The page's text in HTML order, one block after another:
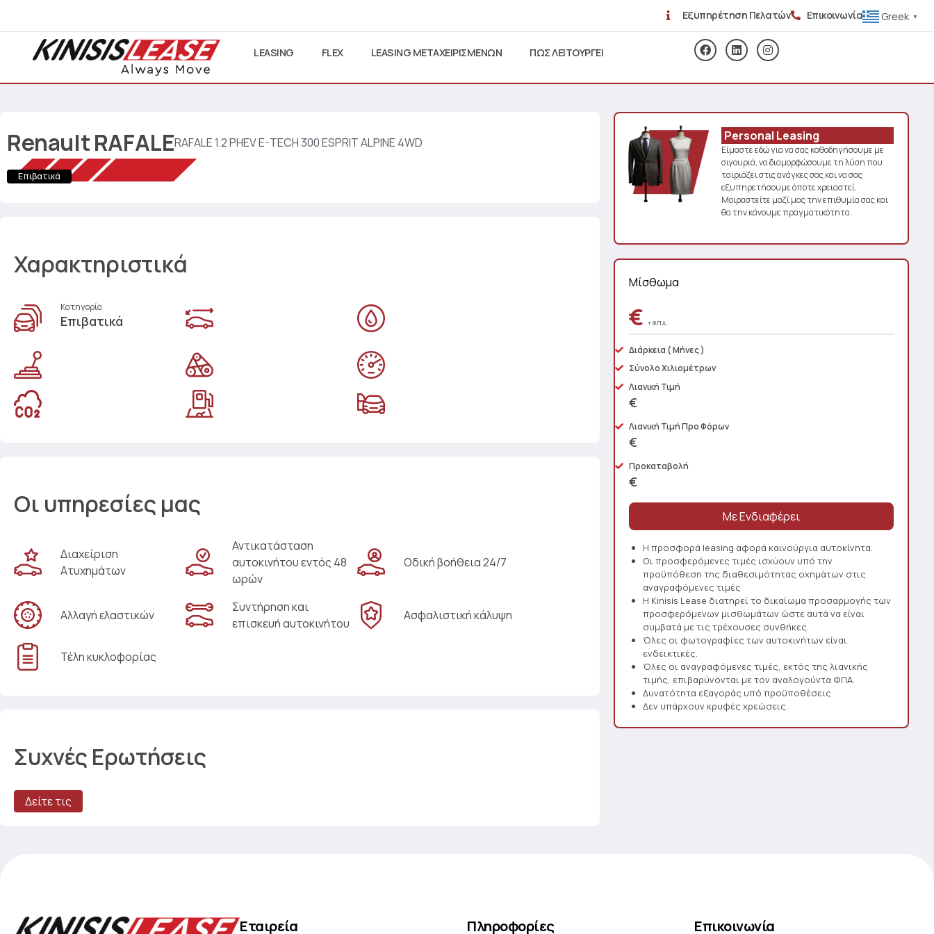
Εξυπηρέτηση Πελατών Επικοινωνία Greek ▼
LEASING FLEX LEASING ΜΕΤΑΧΕΙΡΙΣΜΕΝΩΝ ΠΩΣ ΛΕΙΤΟΥΡΓΕΙ
RenaultRAFALERAFALE 1.2 PHEV E-TECH 300 ESPRIT ALPINE 4WD
Επιβατικά
Χαρακτηριστικά
Κατηγορία
Επιβατικά
Οι υπηρεσίες μας
Διαχείριση
Ατυχημάτων
Αντικατάσταση
αυτοκινήτου εντός 48
ωρών
Οδική βοήθεια 24/7
Αλλαγή ελαστικών
Συντήρηση και
επισκευή αυτοκινήτου
Ασφαλιστική κάλυψη
Τέλη κυκλοφορίας
Συχνές Ερωτήσεις
Δείτε τις
Personal Leasing
Είμαστε εδώ για να σας καθοδηγήσουμε με
σιγουριά, να διαμορφώσουμε τη λύση που
ταιριάζει στις ανάγκες σας και να σας
εξυπηρετήσουμε όποτε χρειαστεί.
Μοιραστείτε μαζί μας την επιθυμία σας και
θα την κάνουμε πραγματικότητα.
Μίσθωμα
€+ Φ.Π.Α.
Διάρκεια ( Μήνες )
Σύνολο Χιλιομέτρων
Λιανική Τιμή
€
Λιανική Τιμή Προ Φόρων
€
Προκαταβολή
€
Η προσφορά leasing αφορά καινούργια αυτοκίνητα.
Οι προσφερόμενες τιμές ισχύουν υπό την
προϋπόθεση της διαθεσιμότητας οχημάτων στις
αναγραφόμενες τιμές
Η Kinisis Lease διατηρεί το δικαίωμα προσαρμογής των
προσφερόμενων μισθωμάτων ώστε αυτά να είναι
συμβατά με τις τρέχουσες συνθήκες.
Όλες οι φωτογραφίες των αυτοκινήτων είναι
ενδεικτικές.
Όλες οι αναγραφόμενες τιμές, εκτός της λιανικής
τιμής, επιβαρύνονται με τον αναλογούντα ΦΠΑ.
Δυνατότητα εξαγοράς υπό προϋποθέσεις
Δεν υπάρχουν κρυφές χρεώσεις.
Εταιρεία Πληροφορίες Επικοινωνία